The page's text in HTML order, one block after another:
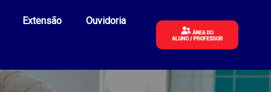
Extensão Ouvidoria